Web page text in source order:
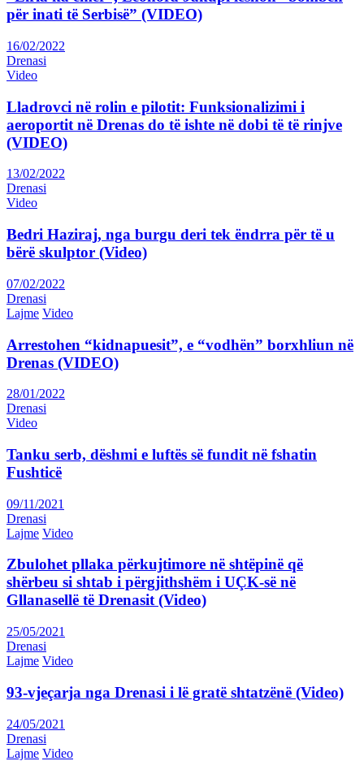
për inati të Serbisë” (VIDEO)
16/02/2022
Drenasi
Video
Lladrovci në rolin e pilotit: Funksionalizimi i
aeroportit në Drenas do të ishte në dobi të të rinjve
(VIDEO)
13/02/2022
Drenasi
Video
Bedri Haziraj, nga burgu deri tek ëndrra për të u
bërë skulptor (Video)
07/02/2022
Drenasi
Lajme Video
Arrestohen “kidnapuesit”, e “vodhën” borxhliun në
Drenas (VIDEO)
28/01/2022
Drenasi
Video
Tanku serb, dëshmi e luftës së fundit në fshatin
Fushticë
09/11/2021
Drenasi
Lajme Video
Zbulohet pllaka përkujtimore në shtëpinë që
shërbeu si shtab i përgjithshëm i UÇK-së në
Gllanasellë të Drenasit (Video)
25/05/2021
Drenasi
Lajme Video
93-vjeçarja nga Drenasi i lë gratë shtatzënë (Video)
24/05/2021
Drenasi
Lajme Video